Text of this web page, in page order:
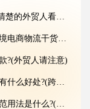
外贸人看过来)
干货知识分享）
?(外贸人请注意)
境电商卖家必看篇)
空运干货知识分享)